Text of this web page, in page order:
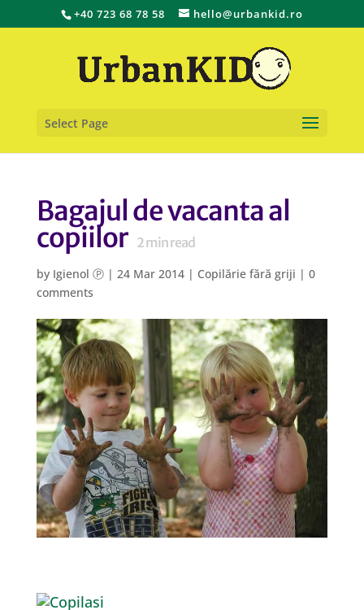
+40 723 68 78 58 hello@urbankid.ro
Select Page
Bagajul de vacanta al
copiilor 2min read
by Igienol Ⓟ| 24 Mar 2014| Copilărie fără griji | 0
comments